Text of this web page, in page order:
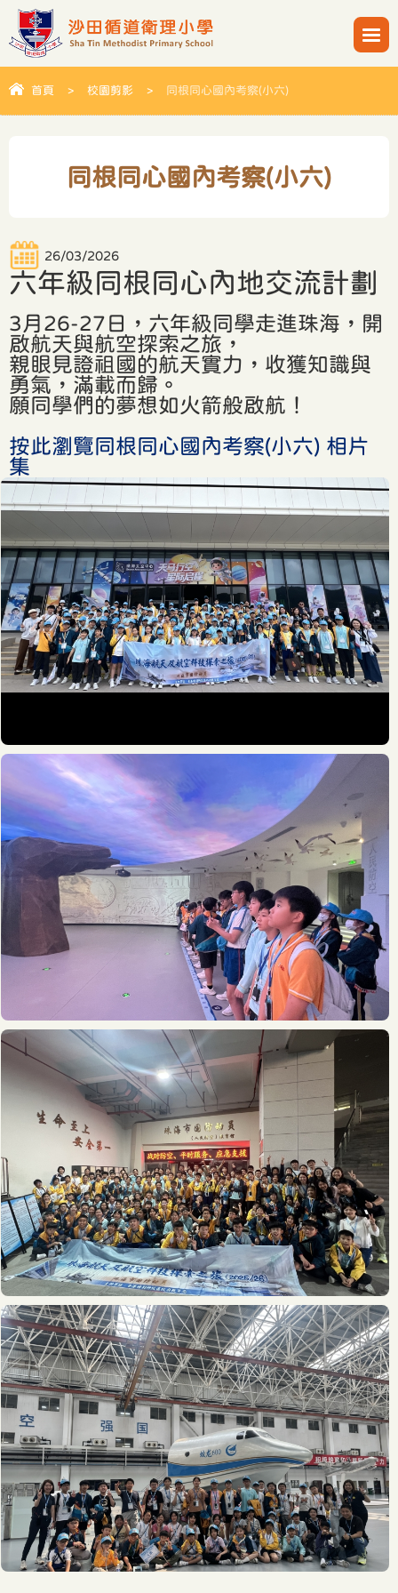
首頁 > 校園剪影 > 同根同心國內考察(小六)
同根同心國內考察(小六)
26/03/2026
六年級同根同心內地交流計劃
3月26-27日，六年級同學走進珠海，開
啟航天與航空探索之旅，
親眼見證祖國的航天實力，收獲知識與
勇氣，滿載而歸。
願同學們的夢想如火箭般啟航！
按此瀏覽同根同心國內考察(小六) 相片
集